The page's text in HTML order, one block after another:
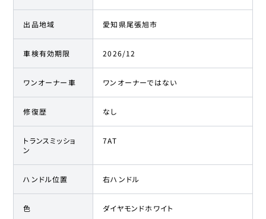
出品地域 愛知県尾張旭市
車検有効期限 2026/12
ワンオーナー車 ワンオーナーではない
修復歴 なし
トランスミッショ
ン
7AT
ハンドル位置 右ハンドル
色 ダイヤモンドホワイト